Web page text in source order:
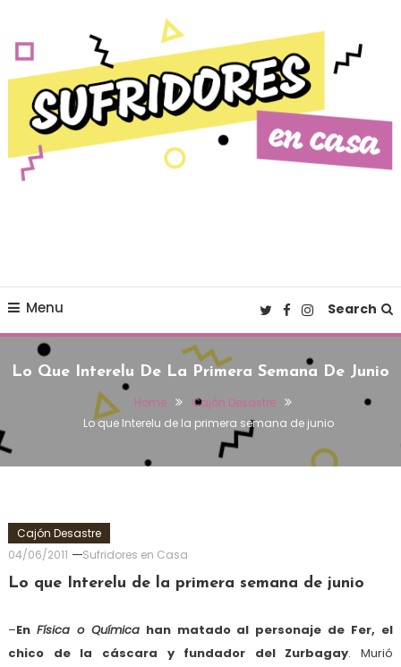
Menu Search
Lo Que Interelu De La Primera Semana De Junio
Home
Cajón Desastre
Lo que Interelu de la primera semana de junio
Cajón Desastre
04/06/2011
Sufridores en Casa
Lo que Interelu de la primera semana de junio
–En Física o Químicahan matado al personaje de Fer, el
chico de la cáscara y fundador del Zurbagay. Murió